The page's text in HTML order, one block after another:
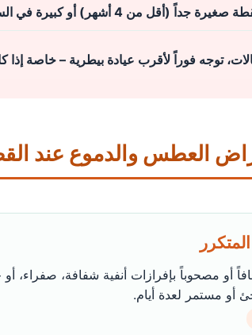
جداً (أقل من 4 أشهر) أو كبيرة في السن
توجه فوراً لأقرب عيادة بيطرية – خاصة إذا
العطس والدموع عند
أو مصحوباً بإفرازات أنفية شفافة، صفراء،
أو مستمر لعدة أيام.